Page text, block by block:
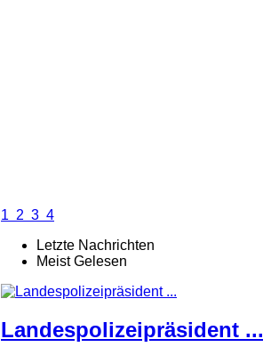
1 2 3 4
Letzte Nachrichten
Meist Gelesen
Landespolizeipräsident ...